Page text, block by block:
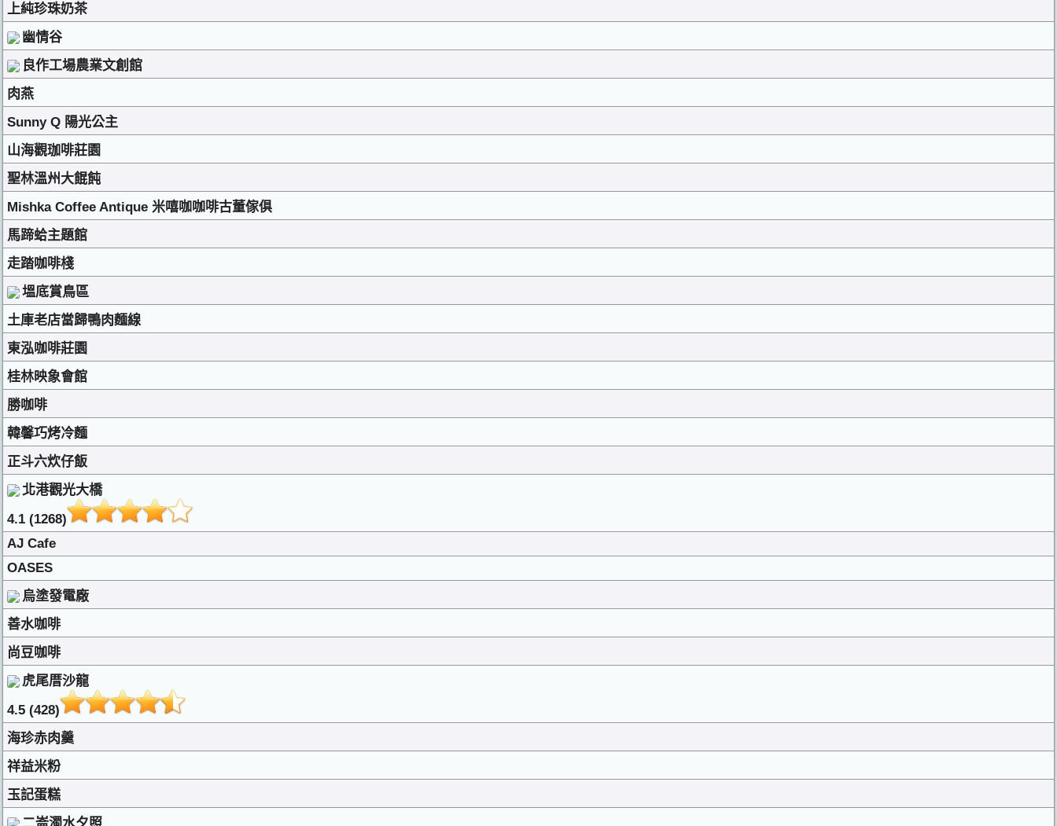
上純珍珠奶茶
幽情谷
良作工場農業文創館
肉燕
Sunny Q 陽光公主
山海觀珈啡莊園
聖林溫州大餛飩
Mishka Coffee Antique 米嘻咖咖啡古董傢俱
馬蹄蛤主題館
走踏咖啡棧
塭底賞鳥區
土庫老店當歸鴨肉麵線
東泓咖啡莊園
桂林映象會館
勝咖啡
韓馨巧烤冷麵
正斗六炊仔飯
北港觀光大橋
4.1 (1268)
AJ Cafe
OASES
烏塗發電廠
善水咖啡
尚豆咖啡
虎尾厝沙龍
4.5 (428)
海珍赤肉羹
祥益米粉
玉記蛋糕